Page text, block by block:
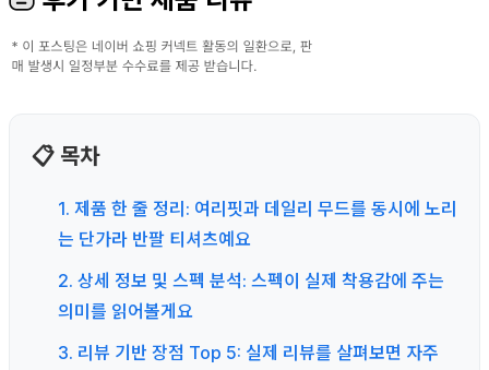
📋 목차
1. 제품 한 줄 정리: 여리핏과 데일리 무드를 동시에 노리
는 단가라 반팔 티셔츠예요
2. 상세 정보 및 스펙 분석: 스펙이 실제 착용감에 주는
의미를 읽어볼게요
3. 리뷰 기반 장점 Top 5: 실제 리뷰를 살펴보면 자주